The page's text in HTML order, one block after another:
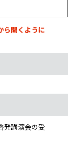
ら開くように
発講演会の受